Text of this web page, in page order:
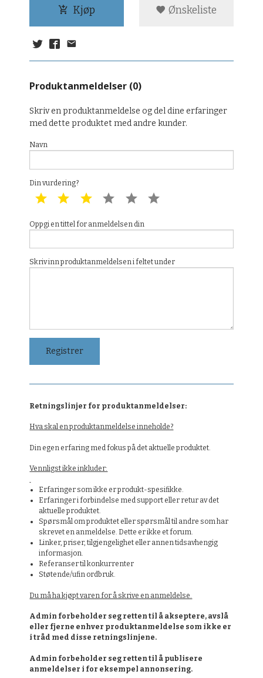
Kjøp Ønskeliste
Produktanmeldelser (0)
Skriv en produktanmeldelse og del dine erfaringer
med dette produktet med andre kunder.
Navn
Din vurdering?
1 star 2 star 3 star 4 star 5 star
Oppgi en tittel for anmeldelsen din
Skriv inn produktanmeldelsen i feltet under
Retningslinjer for produktanmeldelser:
Hva skal en produktanmeldelse inneholde?
Din egen erfaring med fokus på det aktuelle produktet.
Vennligst ikke inkluder:
Erfaringer som ikke er produkt-spesifikke.
Erfaringer i forbindelse med support eller retur av det
aktuelle produktet.
Spørsmål om produktet eller spørsmål til andre som har
skrevet en anmeldelse. Dette er ikke et forum.
Linker, priser, tilgjengelighet eller annen tidsavhengig
informasjon.
Referanser til konkurrenter
Støtende/ufin ordbruk.
Du må ha kjøpt varen for å skrive en anmeldelse.
Admin forbeholder seg retten til å akseptere, avslå
eller fjerne enhver produktanmeldelse som ikke er
i tråd med disse retningslinjene.
Admin forbeholder seg retten til å publisere
anmeldelser i for eksempel annonsering.